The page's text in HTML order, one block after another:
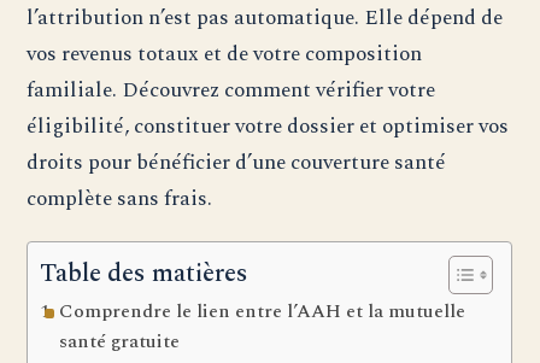
l’attribution n’est pas automatique. Elle dépend de
vos revenus totaux et de votre composition
familiale. Découvrez comment vérifier votre
éligibilité, constituer votre dossier et optimiser vos
droits pour bénéficier d’une couverture santé
complète sans frais.
Table des matières
Comprendre le lien entre l’AAH et la mutuelle
santé gratuite